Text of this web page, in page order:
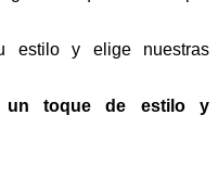
estilo y elige nuestras
un toque de estilo y